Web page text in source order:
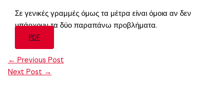
Σε γενικές γραμμές όμως τα μέτρα είναι όμοια αν δεν
υπάρχουν τα δύο παραπάνω προβλήματα.
PDF
← Previous Post
Next Post →